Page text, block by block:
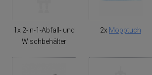
1x 2-in-1-Abfall- und
Wischbehälter
2x Mopptuch